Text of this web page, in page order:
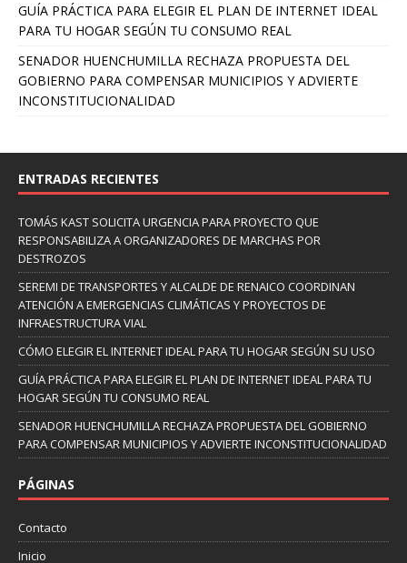
GUÍA PRÁCTICA PARA ELEGIR EL PLAN DE INTERNET IDEAL
PARA TU HOGAR SEGÚN TU CONSUMO REAL
SENADOR HUENCHUMILLA RECHAZA PROPUESTA DEL
GOBIERNO PARA COMPENSAR MUNICIPIOS Y ADVIERTE
INCONSTITUCIONALIDAD
ENTRADAS RECIENTES
TOMÁS KAST SOLICITA URGENCIA PARA PROYECTO QUE
RESPONSABILIZA A ORGANIZADORES DE MARCHAS POR
DESTROZOS
SEREMI DE TRANSPORTES Y ALCALDE DE RENAICO COORDINAN
ATENCIÓN A EMERGENCIAS CLIMÁTICAS Y PROYECTOS DE
INFRAESTRUCTURA VIAL
CÓMO ELEGIR EL INTERNET IDEAL PARA TU HOGAR SEGÚN SU USO
GUÍA PRÁCTICA PARA ELEGIR EL PLAN DE INTERNET IDEAL PARA TU
HOGAR SEGÚN TU CONSUMO REAL
SENADOR HUENCHUMILLA RECHAZA PROPUESTA DEL GOBIERNO
PARA COMPENSAR MUNICIPIOS Y ADVIERTE INCONSTITUCIONALIDAD
PÁGINAS
Contacto
Inicio